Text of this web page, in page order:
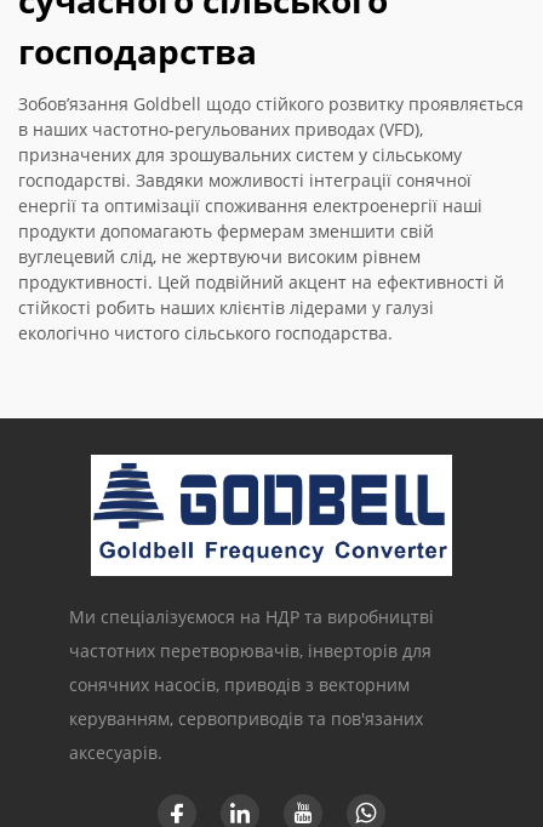
господарства
Зобов’язання Goldbell щодо стійкого розвитку проявляється
в наших частотно-регульованих приводах (VFD),
призначених для зрошувальних систем у сільському
господарстві. Завдяки можливості інтеграції сонячної
енергії та оптимізації споживання електроенергії наші
продукти допомагають фермерам зменшити свій
вуглецевий слід, не жертвуючи високим рівнем
продуктивності. Цей подвійний акцент на ефективності й
стійкості робить наших клієнтів лідерами у галузі
екологічно чистого сільського господарства.
Ми спеціалізуємося на НДР та виробництві
частотних перетворювачів, інверторів для
сонячних насосів, приводів з векторним
керуванням, сервоприводів та пов'язаних
аксесуарів.